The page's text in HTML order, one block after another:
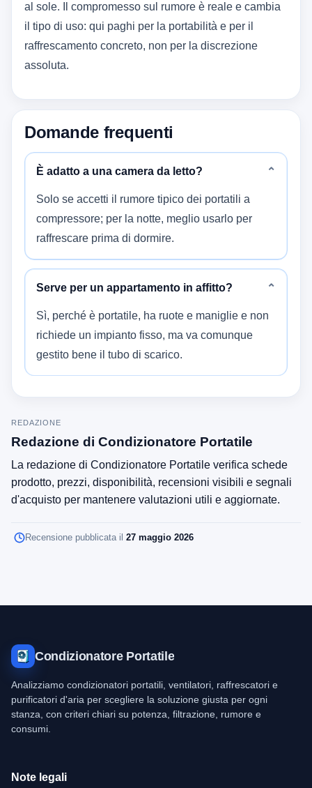
al sole. Il compromesso sul rumore è reale e cambia
il tipo di uso: qui paghi per la portabilità e per il
raffrescamento concreto, non per la discrezione
assoluta.
Domande frequenti
È adatto a una camera da letto? ⌄
Solo se accetti il rumore tipico dei portatili a
compressore; per la notte, meglio usarlo per
raffrescare prima di dormire.
Serve per un appartamento in affitto? ⌄
Sì, perché è portatile, ha ruote e maniglie e non
richiede un impianto fisso, ma va comunque
gestito bene il tubo di scarico.
REDAZIONE
Redazione di Condizionatore Portatile
La redazione di Condizionatore Portatile verifica schede
prodotto, prezzi, disponibilità, recensioni visibili e segnali
d'acquisto per mantenere valutazioni utili e aggiornate.
Recensione pubblicata il 27 maggio 2026
Condizionatore Portatile
Analizziamo condizionatori portatili, ventilatori, raffrescatori e
purificatori d'aria per scegliere la soluzione giusta per ogni
stanza, con criteri chiari su potenza, filtrazione, rumore e
consumi.
Note legali